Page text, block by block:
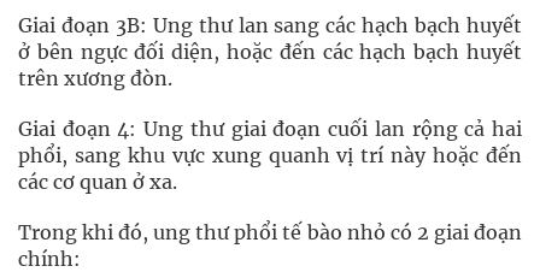
Giai đoạn 3B: Ung thư lan sang các hạch bạch huyết
ở bên ngực đối diện, hoặc đến các hạch bạch huyết
trên xương đòn.
Giai đoạn 4: Ung thư giai đoạn cuối lan rộng cả hai
phổi, sang khu vực xung quanh vị trí này hoặc đến
các cơ quan ở xa.
Trong khi đó, ung thư phổi tế bào nhỏ có 2 giai đoạn
chính: